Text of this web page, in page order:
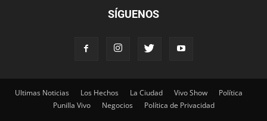
SÍGUENOS
Ultimas Noticias Los Hechos La Ciudad Vivo Show
Política
Punilla Vivo
Negocios Política de Privacidad